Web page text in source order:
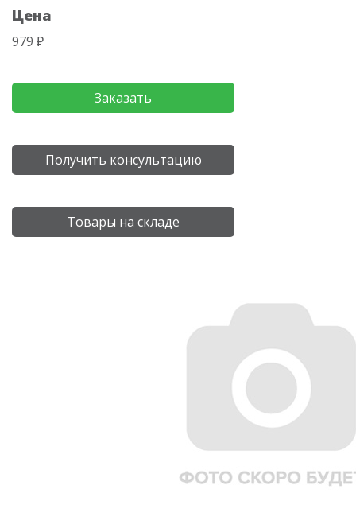
Цена
979 ₽
Заказать
Получить консультацию
Товары на складе